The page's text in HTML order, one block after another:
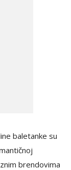
baletanke su
brendovima